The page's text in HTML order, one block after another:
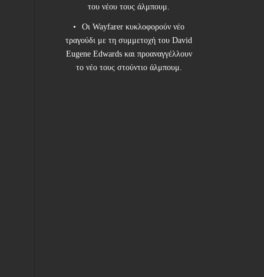
του νέου τους άλμπουμ.
Οι Wayfarer κυκλοφορούν νέο
τραγούδι με τη συμμετοχή του David
Eugene Edwards και προαναγγέλλουν
το νέο τους στούντιο άλμπουμ.